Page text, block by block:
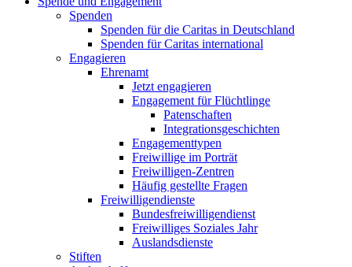
Spenden
Spenden für die Caritas in Deutschland
Spenden für Caritas international
Engagieren
Ehrenamt
Jetzt engagieren
Engagement für Flüchtlinge
Patenschaften
Integrationsgeschichten
Engagementtypen
Freiwillige im Porträt
Freiwilligen-Zentren
Häufig gestellte Fragen
Freiwilligendienste
Bundesfreiwilligendienst
Freiwilliges Soziales Jahr
Auslandsdienste
Stiften